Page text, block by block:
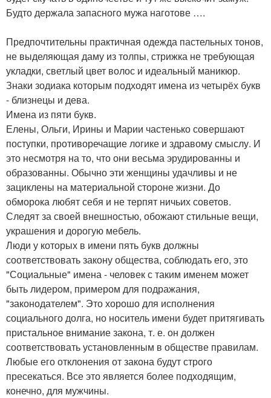
Будто держала запасного мужа наготове ….
Предпочтительны практичная одежда пастельных тонов,
не выделяющая даму из толпы, стрижка не требующая
укладки, светлый цвет волос и идеальный маникюр.
Знаки зодиака которым подходят имена из четырёх букв
- близнецы и дева.
Имена из пяти букв.
Елены, Ольги, Ирины и Марии частенько совершают
поступки, противоречащие логике и здравому смыслу. И
это несмотря на то, что они весьма эрудированны и
образованны. Обычно эти женщины удачливы и не
зациклены на материальной стороне жизни. До
обморока любят себя и не терпят ничьих советов.
Следят за своей внешностью, обожают стильные вещи,
украшения и дорогую мебель.
Люди у которых в имени пять букв должны
соответствовать закону общества, соблюдать его, это
"Социальные" имена - человек с таким именем может
быть лидером, примером для подражания,
"законодателем". Это хорошо для исполнения
социального долга, но носитель имени будет притягивать
пристальное внимание закона, т. е. он должен
соответствовать установленным в обществе правилам.
Любые его отклонения от закона будут строго
пресекаться. Все это является более подходящим,
конечно, для мужчины.